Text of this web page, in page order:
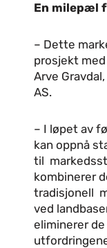
En milepæl
– Dette
prosjekt
Arve
AS.
– I løpet av
kan oppnå
til
kombinerer
tradisjonell
ved
eliminerer